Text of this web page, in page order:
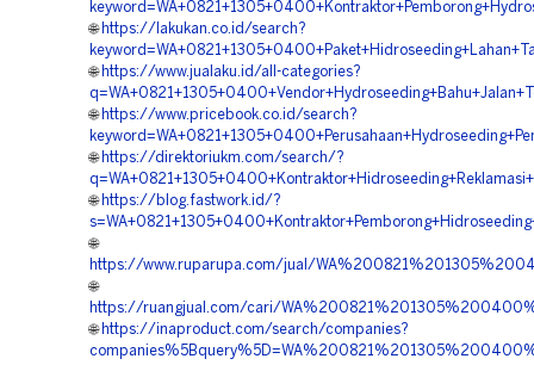
🌐 https://lakukan.co.id/search?
🌐 https://www.jualaku.id/all-categories?
🌐 https://www.pricebook.co.id/search?
🌐 https://direktoriukm.com/search/?
🌐 https://blog.fastwork.id/?
🌐
https://www.ruparupa.com/jual/
🌐
https://ruangjual.com/cari/
🌐 https://inaproduct.com/search/companies?